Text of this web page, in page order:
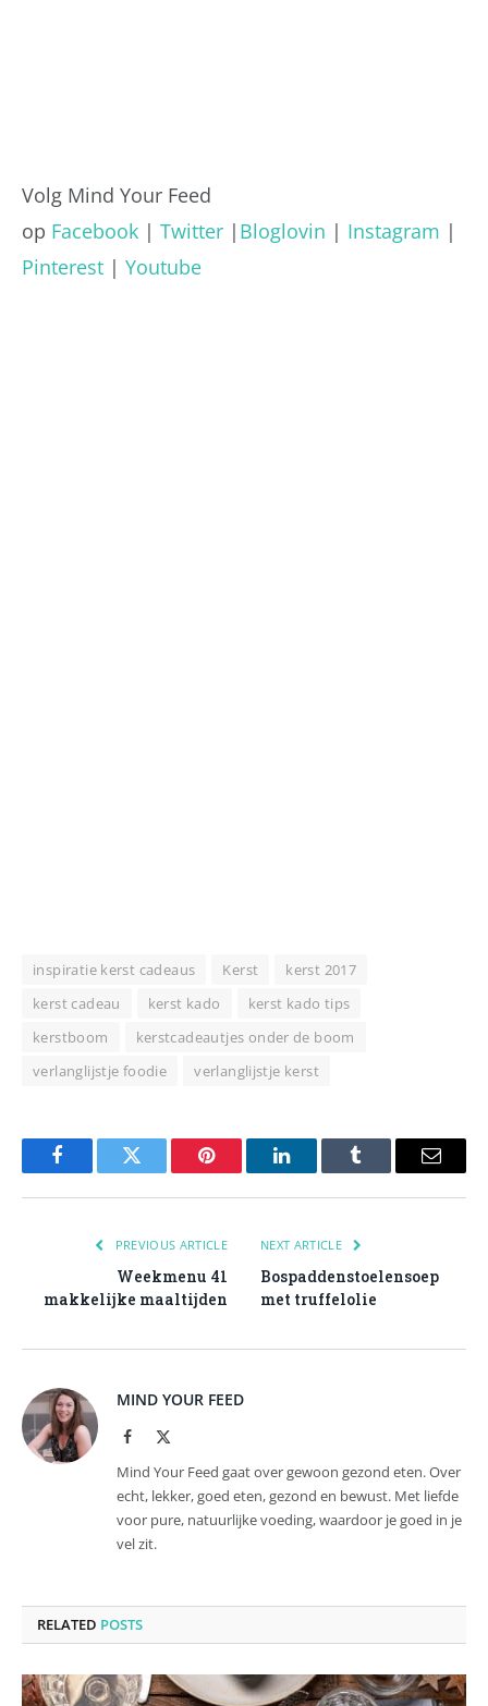
Volg Mind Your Feed
op Facebook | Twitter | Bloglovin | Instagram |
Pinterest | Youtube
inspiratie kerst cadeaus Kerst
kerst 2017
kerst cadeau
kerst kado
kerst kado tips
kerstboom
kerstcadeautjes onder de boom
verlanglijstje foodie
verlanglijstje kerst
FacebookTwitter Pinterest LinkedInTumblr Email
PREVIOUS ARTICLE
Weekmenu 41
makkelijke maaltijden
NEXT ARTICLE
Bospaddenstoelensoep
met truffelolie
MIND YOUR FEED
Facebook
Mind Your Feed gaat over gewoon gezond eten. Over
echt, lekker, goed eten, gezond en bewust. Met liefde
voor pure, natuurlijke voeding, waardoor je goed in je
vel zit.
RELATED POSTS